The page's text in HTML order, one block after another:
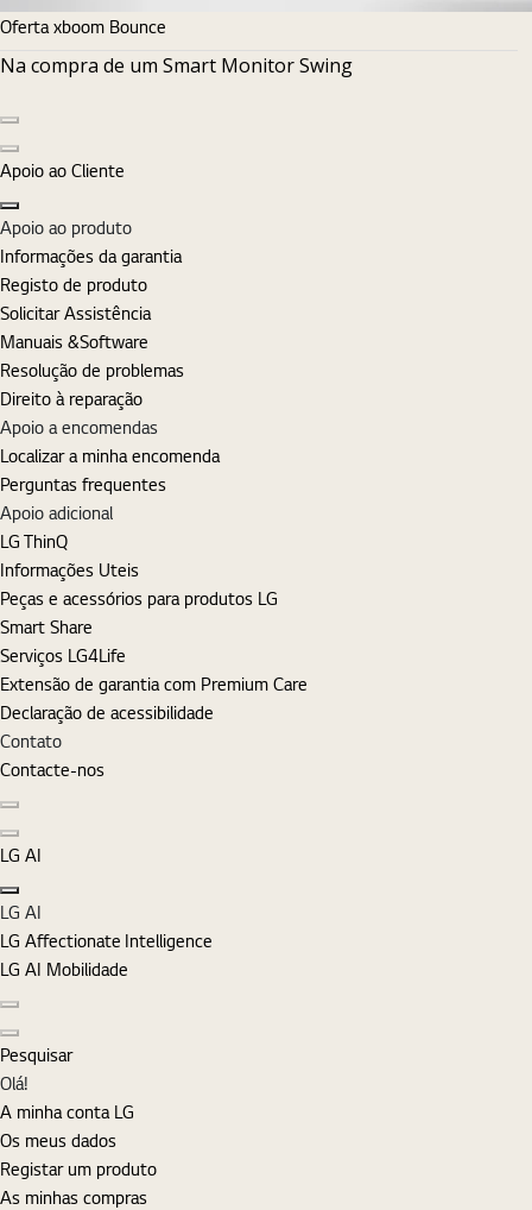
Oferta xboom Bounce
Na compra de um Smart Monitor Swing
Diapositivo seguinte
Apoio ao Cliente
Fechar
Apoio ao produto
Informações da garantia
Registo de produto
Solicitar Assistência
Manuais &Software
Resolução de problemas
Direito à reparação
Apoio a encomendas
Localizar a minha encomenda
Perguntas frequentes
Apoio adicional
LG ThinQ
Informações Uteis
Peças e acessórios para produtos LG
Smart Share
Serviços LG4Life
Extensão de garantia com Premium Care
Declaração de acessibilidade
Contato
Contacte-nos
Diapositivo seguinte
LG AI
Fechar
LG AI
LG Affectionate Intelligence
LG AI Mobilidade
Diapositivo seguinte
Pesquisar
MyLG
Olá!
A minha conta LG
Os meus dados
Registar um produto
As minhas compras